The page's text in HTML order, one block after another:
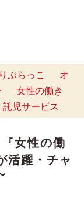
りぶらっこ
オ
女性の働き
託児サービス
女性の働
活躍・チャ